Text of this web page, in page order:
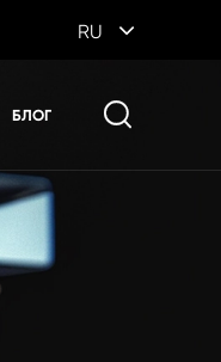
RU
БЛОГ